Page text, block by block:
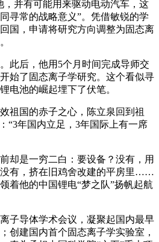
，并有可能用来驱动电动汽车，这
寻常的战略意义”。凭借敏锐的学
国，申请将研究方向调整为固态离
此后，他用5个月时间完成导师交
始了固态离子学研究。这个看似寻
电池的崛起埋下了伏笔。
祖国的赤子之心，陈立泉回到祖
“3年国内立足，3年国际上有一席
却是一穷二白：要设备？没有，用
有，挤在旧鸡舍改建的平房里……
着他的中国锂电“梦之队”扬帆起航
子导体学术会议，凝聚起国内最早
创建国内首个固态离子学实验室，